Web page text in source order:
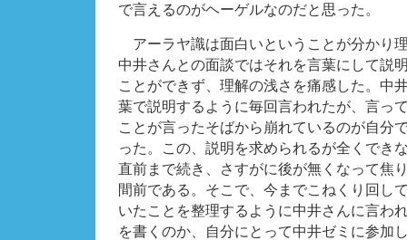
で言えるのがヘーゲルなのだと思った。
アーラヤ識は面白いということが分かり
中井さんとの面談ではそれを言葉にして説
ことができず、理解の浅さを痛感した。中
葉で説明するように毎回言われたが、言っ
ことが言ったそばから崩れているのが自分
った。この、説明を求められるが全くでき
直前まで続き、さすがに後が無くなって焦
間前である。そこで、今までこねくり回し
いたことを整理するように中井さんに言わ
を書くのか、自分にとって中井ゼミに参加